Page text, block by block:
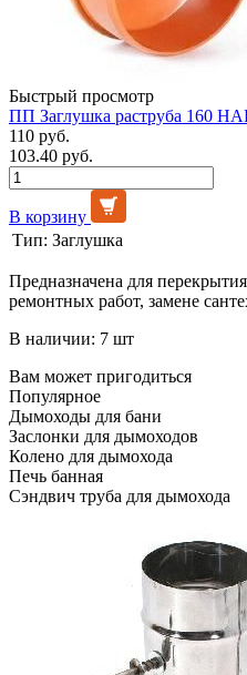
Быстрый просмотр
ПП Заглушка раструба 160
110 руб.
103.40 руб.
В корзину
Тип: Заглушка
Предназначена для
ремонтных работ, замене
В наличии: 7 шт
Вам может пригодиться
Популярное
Дымоходы для бани
Заслонки для дымоходов
Колено для дымохода
Печь банная
Сэндвич труба для дымохода